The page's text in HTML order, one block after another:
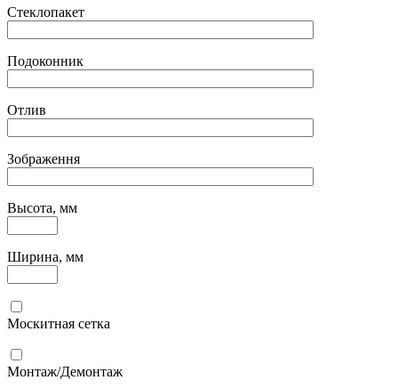
Стеклопакет
Подоконник
Отлив
Зображення
Высота, мм
Ширина, мм
Москитная сетка
Монтаж/Демонтаж